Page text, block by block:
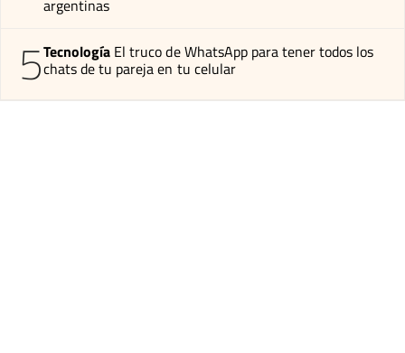
argentinas
5Tecnología El truco de WhatsApp para tener todos los
chats de tu pareja en tu celular